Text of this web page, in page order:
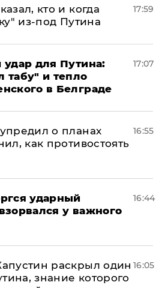
кто и когда
из-под Путина
17:59
удар для Путина:
табу" и тепло
в Белграде
17:07
о планах
как противостоять
16:55
ударный
у важного
16:44
раскрыл один
знание которого
16:05